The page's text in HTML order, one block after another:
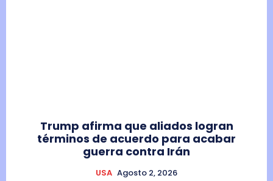
Trump afirma que aliados logran
términos de acuerdo para acabar
guerra contra Irán
USA Agosto 2, 2026